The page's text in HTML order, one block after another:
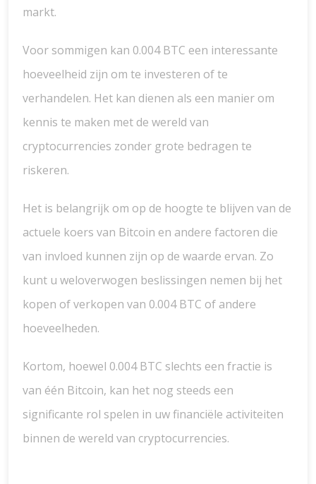
markt.
Voor sommigen kan 0.004 BTC een interessante
hoeveelheid zijn om te investeren of te
verhandelen. Het kan dienen als een manier om
kennis te maken met de wereld van
cryptocurrencies zonder grote bedragen te
riskeren.
Het is belangrijk om op de hoogte te blijven van de
actuele koers van Bitcoin en andere factoren die
van invloed kunnen zijn op de waarde ervan. Zo
kunt u weloverwogen beslissingen nemen bij het
kopen of verkopen van 0.004 BTC of andere
hoeveelheden.
Kortom, hoewel 0.004 BTC slechts een fractie is
van één Bitcoin, kan het nog steeds een
significante rol spelen in uw financiële activiteiten
binnen de wereld van cryptocurrencies.